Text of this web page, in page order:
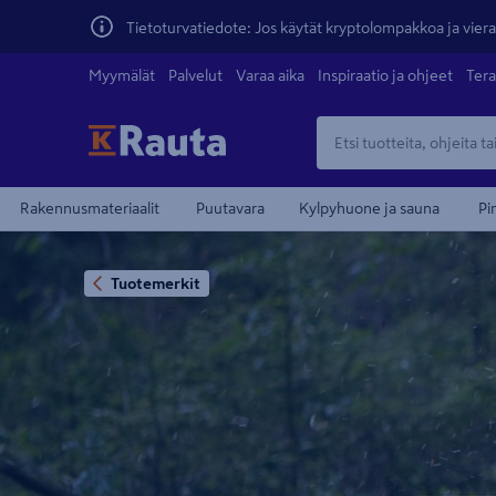
Tietoturvatiedote: Jos käytät kryptolompakkoa ja
Myymälät Palvelut Varaa aika Inspiraatio ja ohjeet
Rakennusmateriaalit Puutavara Kylpyhuone ja sauna
Tuotemerkit